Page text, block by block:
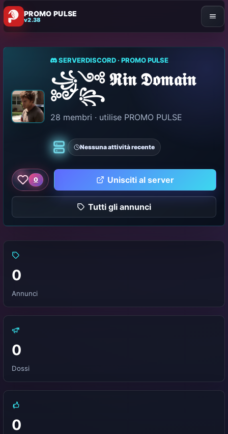
PROMO PULSE
v2.38
SERVERDISCORD · PROMO PULSE
꧁༺ 𝕽𝖎𝖓 𝕯𝖔𝖒𝖆𝖎𝖓
༻꧂
28 membri · utilise PROMO PULSE
ClassicoNessuna attività recente
Come questo server
0 Unisciti al server
Tutti gli annunci
0
Annunci
0
Dossi
0